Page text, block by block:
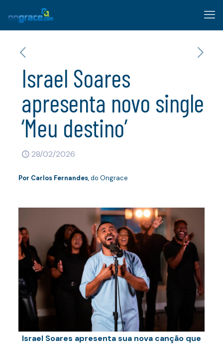
Israel Soares
apresenta novo single
‘Meu destino’
28/02/2026
Por Carlos Fernandes, do Ongrace
Israel Soares apresenta sua nova canção que